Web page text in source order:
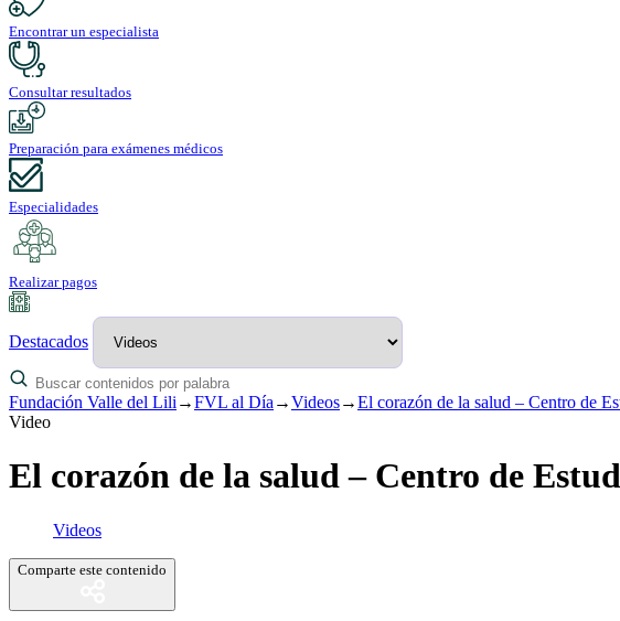
Encontrar un especialista
Consultar resultados
Preparación para exámenes médicos
Especialidades
Realizar pagos
Destacados
Fundación Valle del Lili →FVL al Día →Videos→El corazón de la salud – Centro de
Video
El corazón de la salud – Centro de
Videos
Comparte este contenido